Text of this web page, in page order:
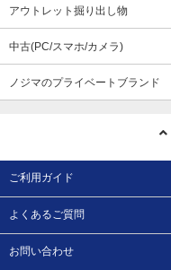
アウトレット掘り出し物
中古(PC/スマホ/カメラ)
ノジマのプライベートブランド
ご利用ガイド
よくあるご質問
お問い合わせ